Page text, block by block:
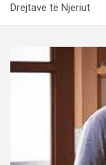
Drejtave të Njeriut